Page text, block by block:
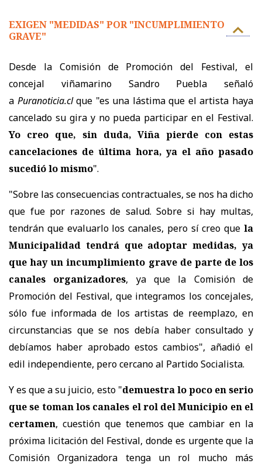
EXIGEN "MEDIDAS" POR "INCUMPLIMIENTO
GRAVE"
Desde la Comisión de Promoción del Festival, el
concejal viñamarino Sandro Puebla señaló
a Puranoticia.clque "es una lástima que el artista haya
cancelado su gira y no pueda participar en el Festival.
Yo creo que, sin duda, Viña pierde con estas
cancelaciones de última hora, ya el año pasado
sucedió lo mismo".
"Sobre las consecuencias contractuales, se nos ha dicho
que fue por razones de salud. Sobre si hay multas,
tendrán que evaluarlo los canales, pero sí creo que la
Municipalidad tendrá que adoptar medidas, ya
que hay un incumplimiento grave de parte de los
canales organizadores, ya que la Comisión de
Promoción del Festival, que integramos los concejales,
sólo fue informada de los artistas de reemplazo, en
circunstancias que se nos debía haber consultado y
debíamos haber aprobado estos cambios", añadió el
edil independiente, pero cercano al Partido Socialista.
Y es que a su juicio, esto "demuestra lo poco en serio
que se toman los canales el rol del Municipio en el
certamen, cuestión que tenemos que cambiar en la
próxima licitación del Festival, donde es urgente que la
Comisión Organizadora tenga un rol mucho más